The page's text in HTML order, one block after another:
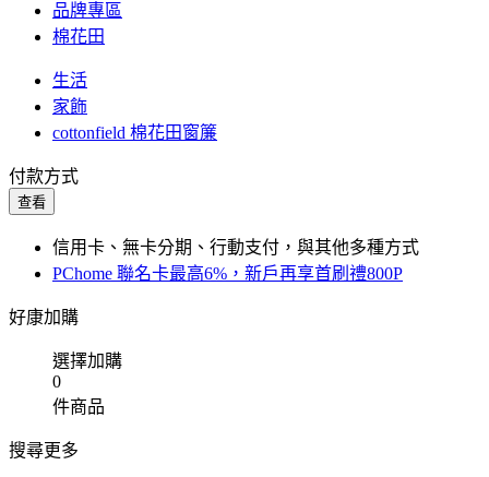
品牌專區
棉花田
生活
家飾
cottonfield 棉花田窗簾
付款方式
查看
信用卡、無卡分期、行動支付，與其他多種方式
PChome 聯名卡最高6%，新戶再享首刷禮800P
好康加購
選擇加購
0
件商品
搜尋更多